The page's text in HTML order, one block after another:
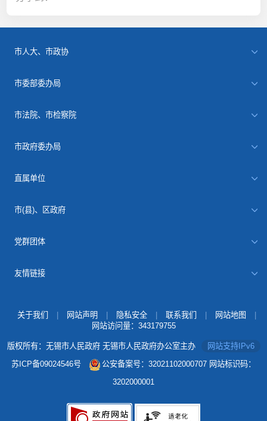
市人大、市政协
市委部委办局
市法院、市检察院
市政府委办局
直属单位
市(县)、区政府
党群团体
友情链接
关于我们 网站声明 隐私安全 联系我们 网站地图
网站访问量： 343179755
版权所有：无锡市人民政府 无锡市人民政府办公室主办
网站支持IPv6
苏ICP备09024546号
公安备案号：32021102000707 网站标识码：
3202000001